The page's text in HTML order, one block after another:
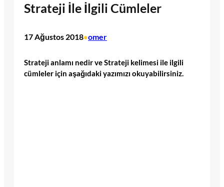
Strateji İle İlgili Cümleler
17 Ağustos 2018•omer
Strateji anlamı nedir ve Strateji kelimesi ile ilgili
cümleler için aşağıdaki yazımızı okuyabilirsiniz.